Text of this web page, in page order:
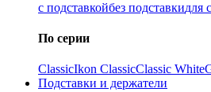
с подставкойбез подставкидля
По серии
ClassicIkon ClassiсClassic White
Подставки и держатели